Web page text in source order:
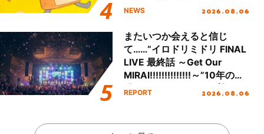
NEWS 2026.08.06
またいつか会えると信じ
て……“イロドリミドリ FINAL
LIVE 最終話 ～Get Our
MIRAI!!!!!!!!!!!!!!～”10年の活
動を経てファイナルを迎える
REPORT 2026.08.06